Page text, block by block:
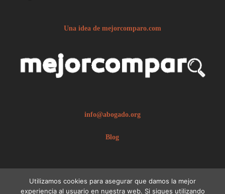
Una idea de mejorcomparo.com
info@abogado.org
Blog
Utilizamos cookies para asegurar que damos la mejor
experiencia al usuario en nuestra web. Si sigues utilizando